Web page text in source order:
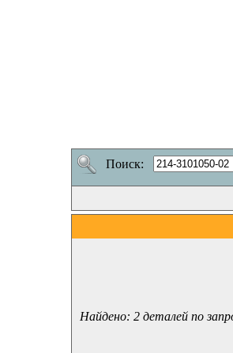
Поиск:
Найдено: 2 деталей по